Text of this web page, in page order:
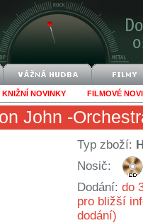
KNIŽNÍ NOVINKY FILMOVÉ
John -
Typ zboží:
Nosič:
Dodání: do
pro bližší
dodání)